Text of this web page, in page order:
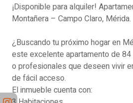
¡Disponible para alquiler!
Montañera – Campo Claro, Mérida.
¿Buscando tu próximo hogar en
este excelente apartamento de 84
o profesionales que deseen vivir
de fácil acceso.
El inmueble cuenta con: